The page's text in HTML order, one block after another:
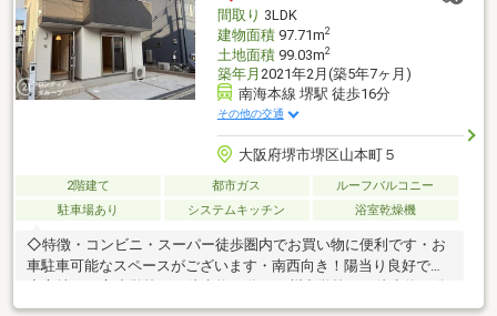
間取り 3LDK
建物面積97.71m2
土地面積99.03m2
築年月 2021年2月(築5年7ヶ月)
南海本線 堺駅 徒歩16分
その他の交通
大阪府堺市堺区山本町５
2階建て 都市ガス
ルーフバルコニー
駐車場あり
システムキッチン 浴室乾燥機
◇特徴・コンビニ・スーパー徒歩圏内でお買い物に便利です・お
車駐車可能なスペースがございます・南西向き！陽当り良好です
◆◇弊社が選ばれる理由◆◇１．お金の扱い方のプロ、ファイナ